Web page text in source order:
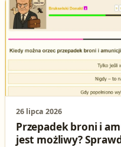
26 lipca 2026
Przepadek broni i
jest możliwy?